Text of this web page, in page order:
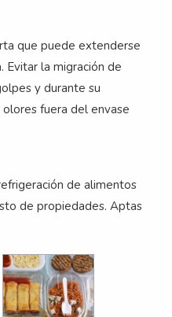
que puede extenderse
Evitar la migración de
y durante su
fuera del envase
de alimentos
de propiedades. Aptas